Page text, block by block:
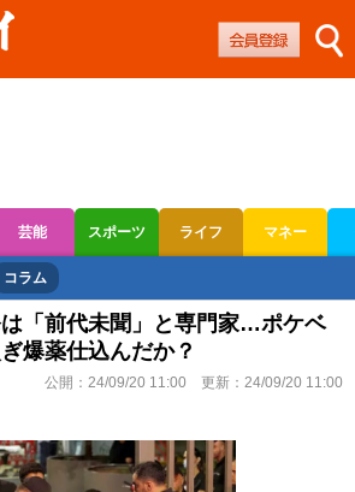
芸能 スポーツ ライフ マネー
オートレース
コラム
「前代未聞」と専門家…ポケベ
爆薬仕込んだか？
公開： 24/09/20 11:00 更新： 24/09/20 11:00